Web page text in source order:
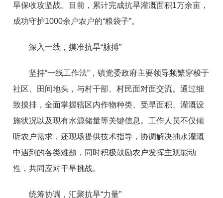
旱保收攻坚战。目前，累计完成抗旱灌溉面积1万余亩，
成功守护1000余户农户的“粮袋子”。
深入一线，摸准抗旱“脉搏”
坚持“一线工作法”，镇党委政府主要领导频繁穿梭于
社区、田间地头，与村干部、村民面对面交流。通过细
致摸排，全面掌握辖区内作物种类、受旱面积、灌溉设
施状况以及现有水源储量等关键信息。工作人员不仅倾
听农户需求，还现场提供技术指导，协调解决抽水灌溉
中遇到的各类难题，同时积极鼓励农户发挥主观能动
性，共同应对干旱挑战。
统筹协调，汇聚抗旱“力量”